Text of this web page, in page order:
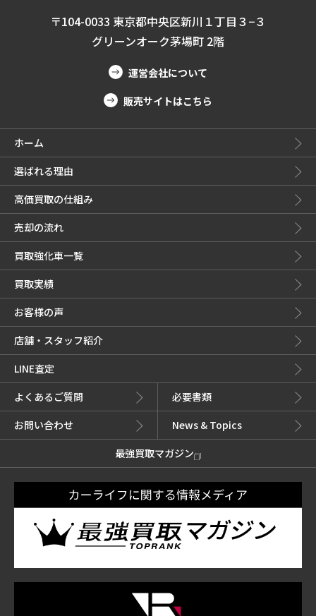
〒104-0033 東京都中央区新川１丁目３−３
グリーンオーク茅場町 2階
運営会社について
販売サイトはこちら
ホーム
選ばれる理由
高価買取の仕組み
売却の流れ
買取強化車一覧
買取実績
お客様の声
店舗・スタッフ紹介
LINE査定
よくあるご質問
必要書類
お問い合わせ
News & Topics
最強買取マガジン